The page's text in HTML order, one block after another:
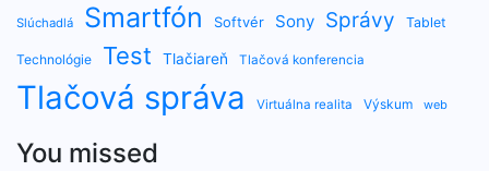
Slúchadlá Smartfón Softvér Sony Správy Tablet
Technológie Test Tlačiareň Tlačová konferencia
Tlačová správa Virtuálna realita Výskum web
You missed